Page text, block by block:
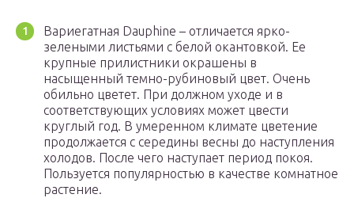
Вариегатная Dauphine – отличается ярко-
зелеными листьями с белой окантовкой. Ее
крупные прилистники окрашены в
насыщенный темно-рубиновый цвет. Очень
обильно цветет. При должном уходе и в
соответствующих условиях может цвести
круглый год. В умеренном климате цветение
продолжается с середины весны до наступления
холодов. После чего наступает период покоя.
Пользуется популярностью в качестве комнатное
растение.